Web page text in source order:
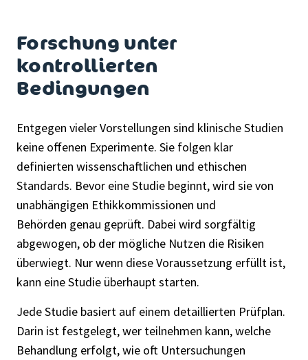
Forschung unter
kontrollierten
Bedingungen
Entgegen vieler Vorstellungen sind klinische Studien
keine offenen Experimente. Sie folgen klar
definierten wissenschaftlichen und ethischen
Standards. Bevor eine Studie beginnt, wird sie von
unabhängigen Ethikkommissionen und
Behörden genau geprüft. Dabei wird sorgfältig
abgewogen, ob der mögliche Nutzen die Risiken
überwiegt. Nur wenn diese Voraussetzung erfüllt ist,
kann eine Studie überhaupt starten.
Jede Studie basiert auf einem detaillierten Prüfplan.
Darin ist festgelegt, wer teilnehmen kann, welche
Behandlung erfolgt, wie oft Untersuchungen